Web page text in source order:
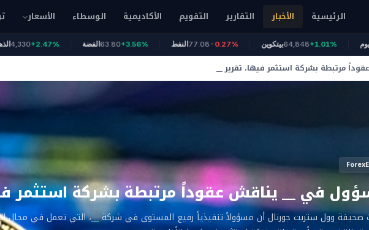
الرئيسية الأخبار التقارير التقويم الأكاديمية الوسطاء الأسعار
+2.47% 63.80 +3.56% 77.08-0.27% بيتكوين64,848+1.01% إيثيريوم
مرتبطة بشركة استثمر فيها، تقرير __
في __ يناقش عقوداً مرتبطة بشركة استثمر
صحيفة وول ستريت جورنال أن مسؤولاً تنفيذياً رفيع المستوى في شركة __، التي تعمل في مجال